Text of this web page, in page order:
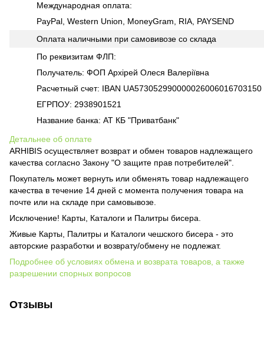
Международная оплата:
PayPal, Western Union, MoneyGram, RIA, PAYSEND
Оплата наличными при самовивозе со склада
По реквизитам ФЛП:
Получатель: ФОП Архірей Олеся Валеріївна
Расчетный счет: IBAN UA573052990000026006016703150
ЕГРПОУ: 2938901521
Название банка: АТ КБ "Приватбанк"
Детальнее об оплате
ARHIBIS осуществляет возврат и обмен товаров надлежащего
качества согласно Закону "О защите прав потребителей".
Покупатель может вернуть или обменять товар надлежащего
качества в течение 14 дней с момента получения товара на
почте или на складе при самовывозе.
Исключение! Карты, Каталоги и Палитры бисера.
Живые Карты, Палитры и Каталоги чешского бисера - это
авторские разработки и возврату/обмену не подлежат.
Подробнее об условиях обмена и возврата товаров, а также
разрешении спорных вопросов
Отзывы